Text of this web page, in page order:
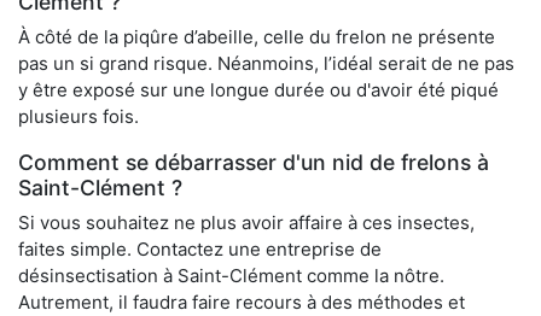
À côté de la piqûre d’abeille, celle du frelon ne présente
pas un si grand risque. Néanmoins, l’idéal serait de ne pas
y être exposé sur une longue durée ou d'avoir été piqué
plusieurs fois.
Comment se débarrasser d'un nid de frelons à
Saint-Clément ?
Si vous souhaitez ne plus avoir affaire à ces insectes,
faites simple. Contactez une entreprise de
désinsectisation à Saint-Clément comme la nôtre.
Autrement, il faudra faire recours à des méthodes et